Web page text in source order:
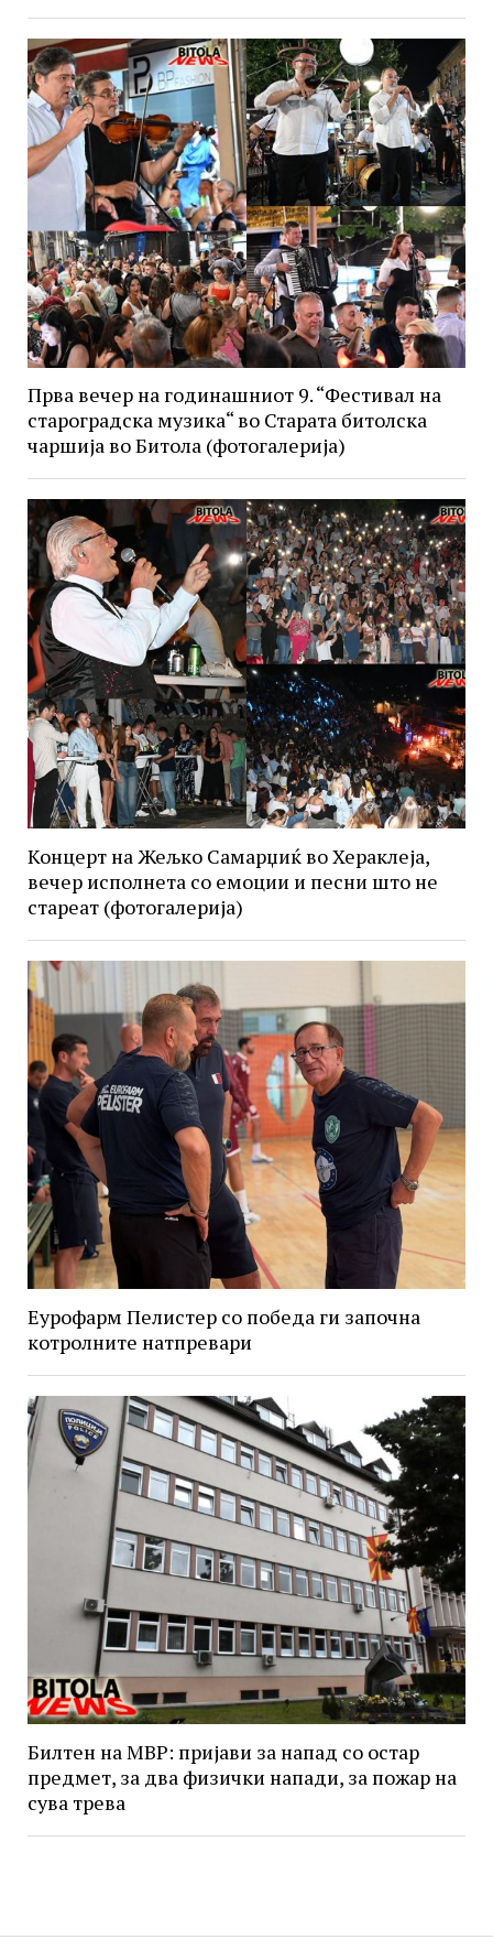
Прва вечер на годинашниот 9. “Фестивал на
староградска музика“ во Старата битолска
чаршија во Битола (фотогалерија)
Концерт на Жељко Самарџиќ во Хераклеја,
вечер исполнета со емоции и песни што не
стареат (фотогалерија)
Еурофарм Пелистер со победа ги започна
котролните натпревари
Билтен на МВР: пријави за напад со остар
предмет, за два физички напади, за пожар на
сува трева